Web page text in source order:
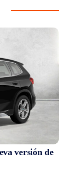
versión de